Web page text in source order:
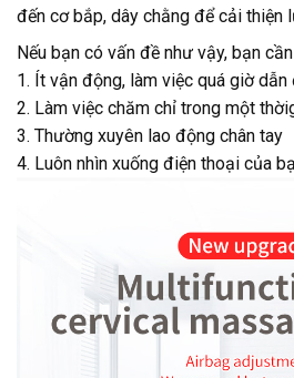
đến cơ bắp, dây chằng để cải thiện
Nếu bạn có vấn đề như vậy, bạn
1. Ít vận động, làm việc quá giờ dẫn
2. Làm việc chăm chỉ trong một
3. Thường xuyên lao động chân tay
4. Luôn nhìn xuống điện thoại của